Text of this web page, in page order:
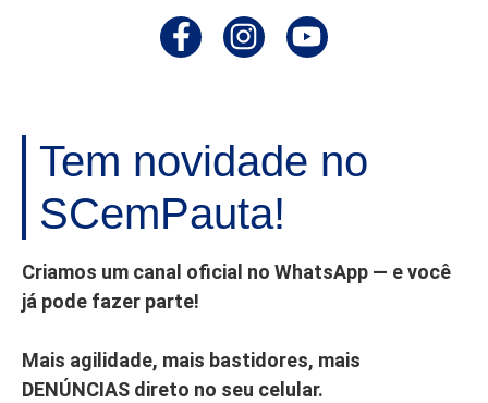
Tem novidade no
SCemPauta!
Criamos um canal oficial no WhatsApp — e você
já pode fazer parte!
Mais agilidade, mais bastidores, mais
DENÚNCIAS direto no seu celular.